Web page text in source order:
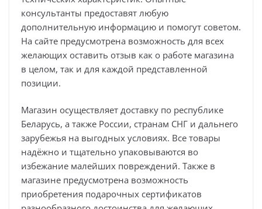
консультанты предоставят любую
дополнительную информацию и помогут советом.
На сайте предусмотрена возможность для всех
желающих оставить отзыв как о работе магазина
в целом, так и для каждой представленной
позиции.
Магазин осуществляет доставку по республике
Беларусь, а также России, странам СНГ и дальнего
зарубежья на выгодных условиях. Все товары
надёжно и тщательно упаковываются во
избежание малейших повреждений. Также в
магазине предусмотрена возможность
приобретения подарочных сертификатов